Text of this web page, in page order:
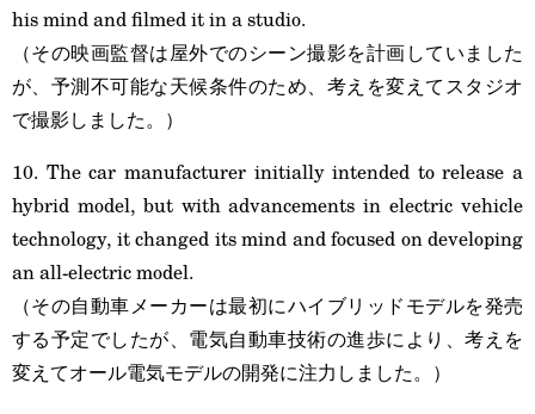
his mind and filmed it in a studio.
（その映画監督は屋外でのシーン撮影を計画していました
が、予測不可能な天候条件のため、考えを変えてスタジオ
で撮影しました。）
10. The car manufacturer initially intended to release a
hybrid model, but with advancements in electric vehicle
technology, it changed its mind and focused on developing
an all-electric model.
（その自動車メーカーは最初にハイブリッドモデルを発売
する予定でしたが、電気自動車技術の進歩により、考えを
変えてオール電気モデルの開発に注力しました。）